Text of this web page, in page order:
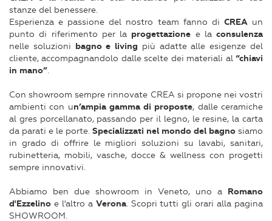
stanze del benessere.
Esperienza e passione del nostro team fanno di CREAun
punto di riferimento per la progettazione e la consulenza
nelle soluzioni bagno e living più adatte alle esigenze del
cliente, accompagnandolo dalle scelte dei materiali al “chiavi
in mano”.
Con showroom sempre rinnovate CREA si propone nei vostri
ambienti con un’ampia gamma di proposte, dalle ceramiche
al gres porcellanato, passando per il legno, le resine, la carta
da parati e le porte. Specializzati nel mondo del bagno siamo
in grado di offrire le migliori soluzioni su lavabi, sanitari,
rubinetteria, mobili, vasche, docce & wellness con progetti
sempre innovativi.
Abbiamo ben due showroom in Veneto, uno a Romano
d'Ezzelino e l'altro a Verona. Scopri tutti gli orari alla pagina
SHOWROOM.